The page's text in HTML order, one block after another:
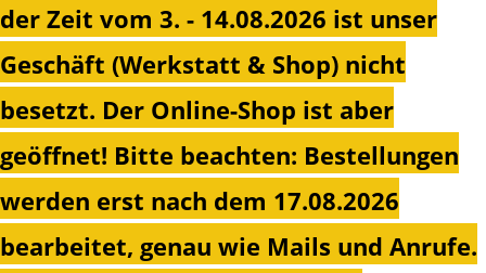
der Zeit vom 3. - 14.08.2026 ist unser
Geschäft (Werkstatt & Shop) nicht
besetzt. Der Online-Shop ist aber
geöffnet! Bitte beachten: Bestellungen
werden erst nach dem 17.08.2026
bearbeitet, genau wie Mails und Anrufe.